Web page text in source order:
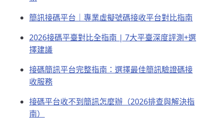
簡訊接碼平台｜專業虛擬號碼接收平台對比指南
2026接碼平臺對比全指南 | 7大平臺深度評測+選
擇建議
接碼簡訊平台完整指南：選擇最佳簡訊驗證碼接
收服務
接碼平台收不到簡訊怎麼辦（2026排查與解決指
南）